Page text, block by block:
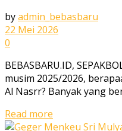
byadmin_bebasbaru
22 Mei 2026
0
BEBASBARU.ID,
musim 2025/2026,
Al Nasrr? Banyak yang
Read more